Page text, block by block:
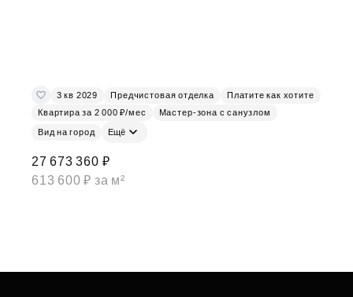
3 кв 2029 Предчистовая отделка
Платите как хотите
Квартира за 2 000 ₽/мес
Мастер-зона с санузлом
Вид на город Ещё
27 673 360 ₽
613 600 ₽ за м²